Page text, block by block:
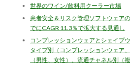
世界のワイン/飲料用クーラー市場
患者安全＆リスク管理ソフトウェア
でにCAGR 11.3％で拡大する見通し
コンプレッションウェアとシェイプ
タイプ別（コンプレッションウェア
（男性、女性）、流通チャネル別（